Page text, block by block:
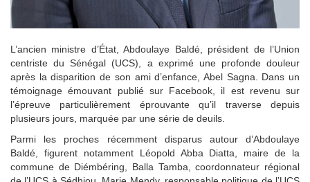
L’ancien ministre d’État, Abdoulaye Baldé, président de l’Union
centriste du Sénégal (UCS), a exprimé une profonde douleur
après la disparition de son ami d’enfance, Abel Sagna. Dans un
témoignage émouvant publié sur Facebook, il est revenu sur
l’épreuve particulièrement éprouvante qu’il traverse depuis
plusieurs jours, marquée par une série de deuils.
Parmi les proches récemment disparus autour d’Abdoulaye
Baldé, figurent notamment Léopold Abba Diatta, maire de la
commune de Diémbéring, Balla Tamba, coordonnateur régional